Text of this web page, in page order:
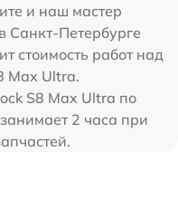
и наш мастер
Санкт-Петербурге
стоимость работ над
Max Ultra.
S8 Max Ultra по
2 часа при